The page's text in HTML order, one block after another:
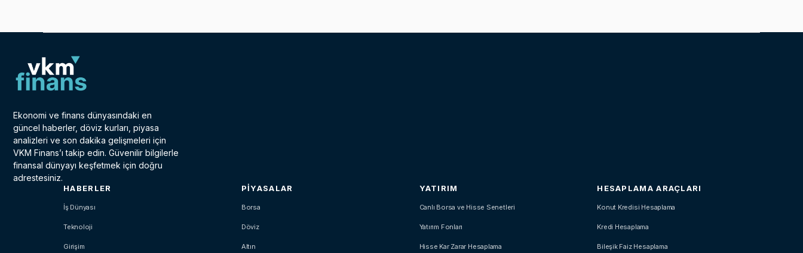
Ekonomi ve finans dünyasındaki en
güncel haberler, döviz kurları, piyasa
analizleri ve son dakika gelişmeleri için
VKM Finans’ı takip edin. Güvenilir bilgilerle
finansal dünyayı keşfetmek için doğru
adrestesiniz.
HABERLER
İş Dünyası
Teknoloji
Girişim
PIYASALAR
Borsa
Döviz
Altın
YATIRIM
Canlı Borsa ve Hisse Senetleri
Yatırım Fonları
Hisse Kar Zarar Hesaplama
HESAPLAMA ARAÇLARI
Konut Kredisi Hesaplama
Kredi Hesaplama
Bileşik Faiz Hesaplama